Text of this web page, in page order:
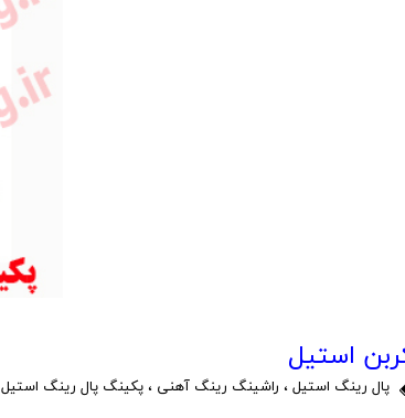
استیل
پال رینگ استیل ، راشینگ رینگ آهنی ، پکینگ پال رینگ استیل